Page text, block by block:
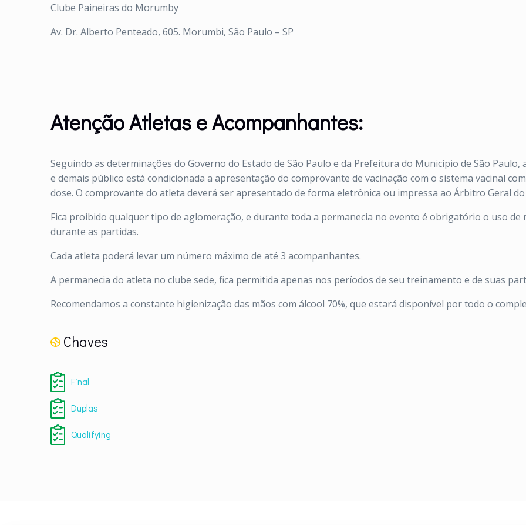
Clube Paineiras do Morumby
Av. Dr. Alberto Penteado, 605. Morumbi, São Paulo – SP
Atenção Atletas e Acompanhantes:
Seguindo as determinações do Governo do Estado de São Paulo e da Prefeitura do Município de São
e demais público está condicionada a apresentação do comprovante de vacinação com o sistema vacinal
dose. O comprovante do atleta deverá ser apresentado de forma eletrônica ou impressa ao Árbitro Geral
Fica proibido qualquer tipo de aglomeração, e durante toda a permanecia no evento é obrigatório o uso de
durante as partidas.
Cada atleta poderá levar um número máximo de até 3 acompanhantes.
A permanecia do atleta no clube sede, fica permitida apenas nos períodos de seu treinamento e de suas
Recomendamos a constante higienização das mãos com álcool 70%, que estará disponível por todo o
Chaves
Final
Duplas
Qualifying